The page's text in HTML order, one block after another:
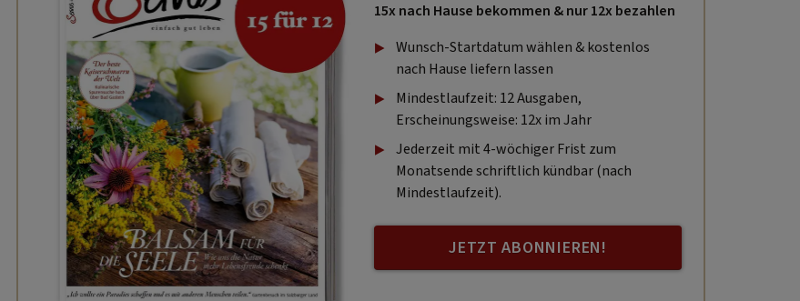
15x nach Hause bekommen & nur 12x bezahlen
Wunsch-Startdatum wählen & kostenlos
nach Hause liefern lassen
Mindestlaufzeit: 12 Ausgaben,
Erscheinungsweise: 12x im Jahr
Jederzeit mit 4-wöchiger Frist zum
Monatsende schriftlich kündbar (nach
Mindestlaufzeit).
JETZT ABONNIEREN!